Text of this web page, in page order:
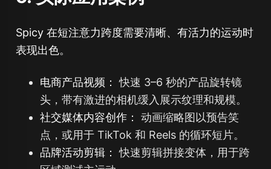
Spicy 在短注意力跨度需要清晰、有活力的运动时
表现出色。
电商产品视频： 快速 3–6 秒的产品旋转镜
头，带有激进的相机缓入展示纹理和规模。
社交媒体内容创作：
动画缩略图以预告笑
点，或用于 TikTok 和 Reels 的循环短片。
品牌活动剪辑： 快速剪辑拼接变体，用于跨